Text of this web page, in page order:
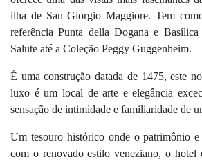
ilha de San Giorgio Maggiore. Tem
referência Punta della Dogana e
Salute até a Coleção Peggy Guggenheim.
É uma construção datada de 1475, este
luxo é um local de arte e elegância
sensação de intimidade e familiaridade de
Um tesouro histórico onde o patrimônio
com o renovado estilo veneziano, o hotel